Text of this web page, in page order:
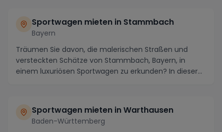
Sportwagen mieten in Stammbach
Bayern
Träumen Sie davon, die malerischen Straßen und
versteckten Schätze von Stammbach, Bayern, in
einem luxuriösen Sportwagen zu erkunden? In dieser
Sportwagen mieten in Warthausen
Baden-Württemberg